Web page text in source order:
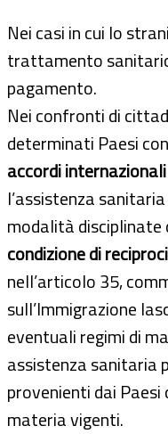
Nei casi in cui lo
trattamento
pagamento.
Nei confronti di
determinati Paesi
accordi
l’assistenza
modalità disciplinate
condizione di
nell’articolo 35,
sull’Immigrazione
eventuali regimi di
assistenza sanitaria
provenienti dai
materia vigenti.